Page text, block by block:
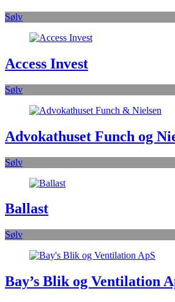
Sølv
Access Invest
Sølv
Advokathuset Funch og
Sølv
Ballast
Sølv
Bay’s Blik og Ventilation